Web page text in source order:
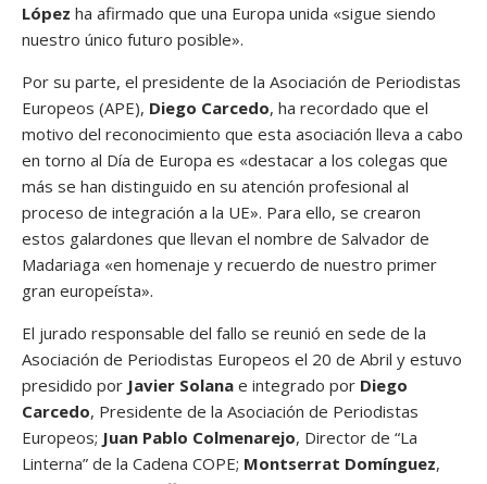
López ha afirmado que una Europa unida «sigue siendo
nuestro único futuro posible».
Por su parte, el presidente de la Asociación de Periodistas
Europeos (APE), Diego Carcedo, ha recordado que el
motivo del reconocimiento que esta asociación lleva a cabo
en torno al Día de Europa es «destacar a los colegas que
más se han distinguido en su atención profesional al
proceso de integración a la UE». Para ello, se crearon
estos galardones que llevan el nombre de Salvador de
Madariaga «en homenaje y recuerdo de nuestro primer
gran europeísta».
El jurado responsable del fallo se reunió en sede de la
Asociación de Periodistas Europeos el 20 de Abril y estuvo
presidido por Javier Solana e integrado por Diego
Carcedo, Presidente de la Asociación de Periodistas
Europeos; Juan Pablo Colmenarejo, Director de “La
Linterna” de la Cadena COPE; Montserrat Domínguez,